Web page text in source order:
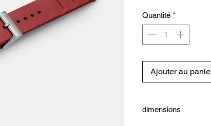
Quantité *
Ajouter au
dimensions